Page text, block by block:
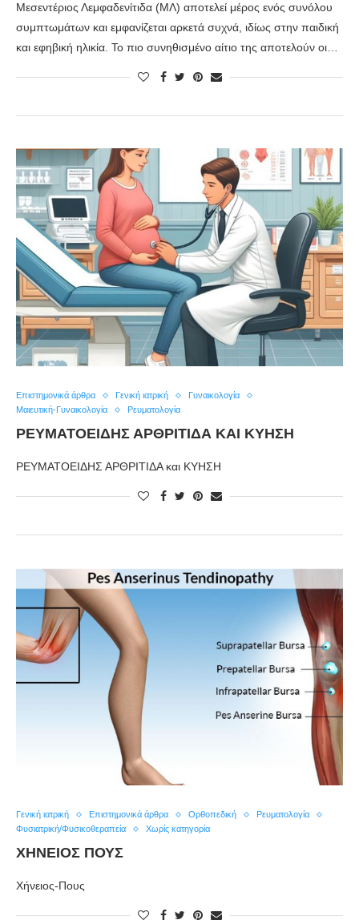
Μεσεντέριος Λεμφαδενίτιδα (ΜΛ) αποτελεί μέρος ενός συνόλου
συμπτωμάτων και εμφανίζεται αρκετά συχνά, ιδίως στην παιδική
και εφηβική ηλικία. Το πιο συνηθισμένο αίτιο της αποτελούν οι…
Επιστημονικά άρθρα Γενική ιατρική
Γυναικολογία
Μαιευτική-Γυναικολογία
Ρευματολογία
ΡΕΥΜΑΤΟΕΙΔΉΣ ΑΡΘΡΊΤΙΔΑ ΚΑΙ ΚΎΗΣΗ
ΡΕΥΜΑΤΟΕΙΔΗΣ ΑΡΘΡΙΤΙΔΑ και ΚΥΗΣΗ
Γενική ιατρική Επιστημονικά άρθρα Ορθοπεδική
Ρευματολογία
Φυσιατρική/Φυσικοθεραπεία
Χωρίς κατηγορία
ΧΉΝΕΙΟΣ ΠΟΥΣ
Xήνειος-Πους